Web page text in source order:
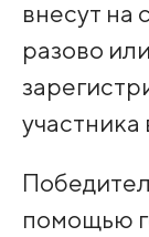
внесут на
разово
участника
помощью